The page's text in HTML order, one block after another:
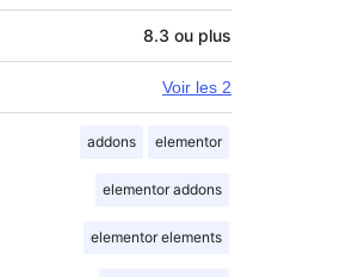
8.3 ou plus
Voir les 2
addons elementor
elementor addons
elementor elements